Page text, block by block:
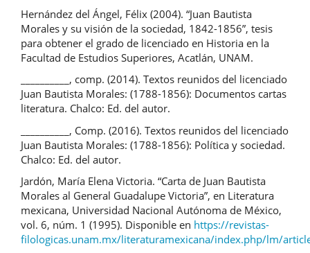
Hernández del Ángel, Félix (2004). “Juan Bautista
Morales y su visión de la sociedad, 1842-1856”, tesis
para obtener el grado de licenciado en Historia en la
Facultad de Estudios Superiores, Acatlán, UNAM.
__________, comp. (2014). Textos reunidos del licenciado
Juan Bautista Morales: (1788-1856): Documentos cartas
literatura. Chalco: Ed. del autor.
__________, Comp. (2016). Textos reunidos del licenciado
Juan Bautista Morales: (1788-1856): Política y sociedad.
Chalco: Ed. del autor.
Jardón, María Elena Victoria. “Carta de Juan Bautista
Morales al General Guadalupe Victoria”, en Literatura
mexicana, Universidad Nacional Autónoma de México,
vol. 6, núm. 1 (1995). Disponible en https://revistas-
filologicas.unam.mx/literaturamexicana/index.php/lm/